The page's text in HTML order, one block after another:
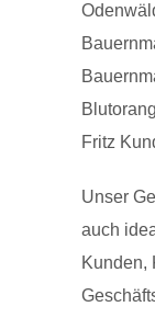
Fritz
Unser
auch
Kunden,